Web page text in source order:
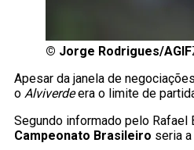
© Jorge Rodrigues/AGIF
Apesar da janela de
o Alviverdeera o limite de
Segundo informado pelo Rafael
Campeonato Brasileiro seria